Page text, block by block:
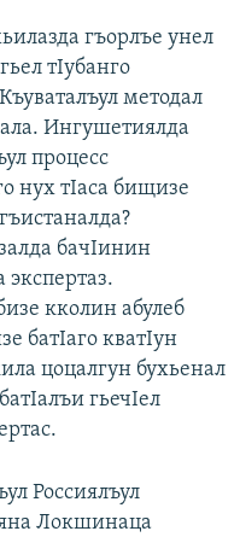
гъорлъе унел
тIубанго
методал
Ингушетиялда
процесс
нух тIаса бищизе
бачIинин
кколин абулеб
батIаго кватIун
цоцалгун бухьенал
гьечIел
Россиялъул
Локшинаца